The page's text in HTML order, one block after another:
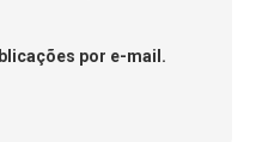
por e-mail.